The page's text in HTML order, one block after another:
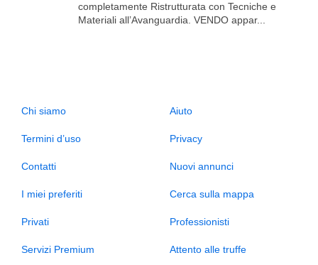
completamente Ristrutturata con Tecniche e
Materiali all’Avanguardia. VENDO appar...
Chi siamo Aiuto
Termini d’uso Privacy
Contatti Nuovi annunci
I miei preferiti Cerca sulla mappa
Privati Professionisti
Servizi Premium Attento alle truffe